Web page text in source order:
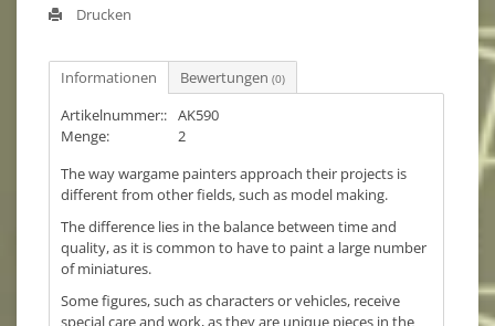
Drucken
Informationen Bewertungen (0)
Artikelnummer:: AK590
Menge:
2
The way wargame painters approach their projects is
different from other fields, such as model making.
The difference lies in the balance between time and
quality, as it is common to have to paint a large number
of miniatures.
Some figures, such as characters or vehicles, receive
special care and work, as they are unique pieces in the